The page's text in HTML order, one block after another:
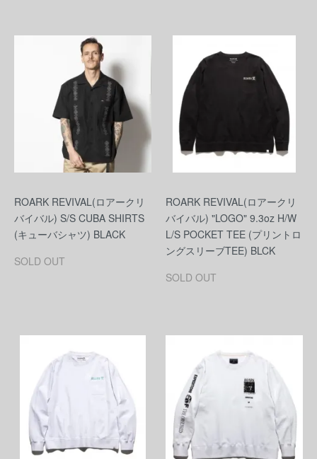
ROARK REVIVAL(ロアークリ
バイバル) S/S CUBA SHIRTS
(キューバシャツ) BLACK
SOLD OUT
ROARK REVIVAL(ロアークリ
バイバル) "LOGO" 9.3oz H/W
L/S POCKET TEE (プリントロ
ングスリーブTEE) BLCK
SOLD OUT